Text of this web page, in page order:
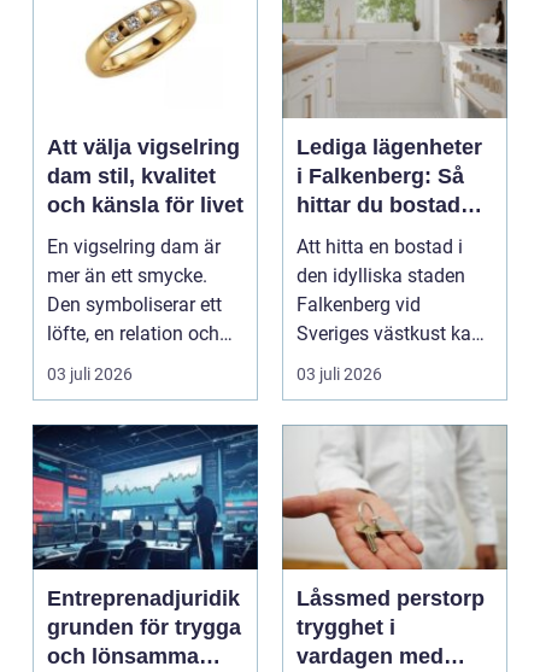
Att välja vigselring
dam stil, kvalitet
och känsla för livet
En vigselring dam är
mer än ett smycke.
Den symboliserar ett
löfte, en relation och
en gemensam fram...
03 juli 2026
Lediga lägenheter
i Falkenberg: Så
hittar du bostaden
för dig
Att hitta en bostad i
den idylliska staden
Falkenberg vid
Sveriges västkust kan
vara både...
03 juli 2026
Entreprenadjuridik
grunden för trygga
och lönsamma
Låssmed perstorp
trygghet i
vardagen med